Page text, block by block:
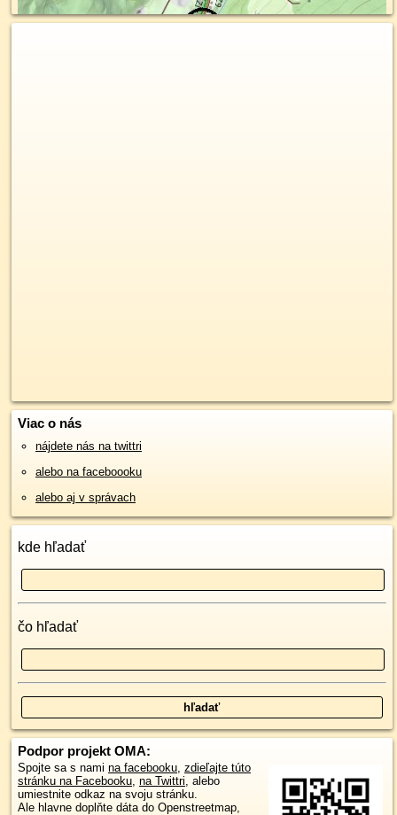
Viac o nás
nájdete nás na twittri
alebo na faceboooku
alebo aj v správach
kde hľadať
čo hľadať
Podpor projekt OMA:
Spojte sa s nami na facebooku, zdieľajte túto
stránku na Facebooku, na Twittri, alebo
umiestnite odkaz na svoju stránku.
Ale hlavne doplňte dáta do Openstreetmap,